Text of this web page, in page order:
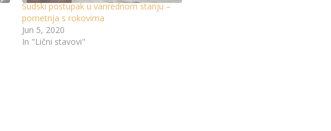
Sudski postupak u vanrednom stanju –
pometnja s rokovima
Jun 5, 2020
In "Lični stavovi"